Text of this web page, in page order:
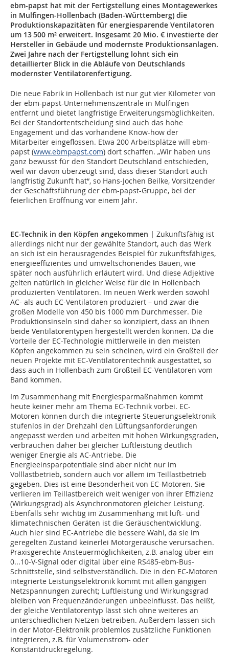
ebm-papst hat mit der Fertigstellung eines Montagewerkes
in Mulfingen-Hollenbach (Baden-Württemberg) die
Produktionskapazitäten für energiesparende Ventilatoren
um 13 500 m² erweitert. Insgesamt 20 Mio. € investierte der
Hersteller in Gebäude und modernste Produktionsanlagen.
Zwei Jahre nach der Fertigstellung lohnt sich ein
detaillierter Blick in die Abläufe von Deutschlands
modernster Ventilatorenfertigung.
Die neue Fabrik in Hollenbach ist nur gut vier Kilometer von
der ebm-papst-Unternehmenszentrale in Mulfingen
entfernt und bietet langfristige Erweiterungsmöglichkeiten.
Bei der Standortentscheidung sind auch das hohe
Engagement und das vorhandene Know-how der
Mitarbeiter eingeflossen. Etwa 200 Arbeitsplätze will ebm-
papst (www.ebmpapst.com) dort schaffen. „Wir haben uns
ganz bewusst für den Standort Deutschland entschieden,
weil wir davon überzeugt sind, dass dieser Standort auch
langfristig Zukunft hat“, so Hans-Jochen Beilke, Vorsitzender
der Geschäftsführung der ebm-papst-Gruppe, bei der
feierlichen Eröffnung vor einem Jahr.
EC-Technik in den Köpfen angekommen | Zukunftsfähig ist
allerdings nicht nur der gewählte Standort, auch das Werk
an sich ist ein herausragendes Beispiel für zukunftsfähiges,
energieeffizientes und umweltschonendes Bauen, wie
später noch ausführlich erläutert wird. Und diese Adjektive
gelten natürlich in gleicher Weise für die in Hollenbach
produzierten Ventilatoren. Im neuen Werk werden sowohl
AC- als auch EC-Ventilatoren produziert – und zwar die
großen Modelle von 450 bis 1000 mm Durchmesser. Die
Produktionsinseln sind daher so konzipiert, dass an ihnen
beide Ventilatorentypen hergestellt werden können. Da die
Vorteile der EC-Technologie mittlerweile in den meisten
Köpfen angekommen zu sein scheinen, wird ein Großteil der
neuen Projekte mit EC-Ventilatorentechnik ausgestattet, so
dass auch in Hollenbach zum Großteil EC-Ventilatoren vom
Band kommen.
Im Zusammenhang mit Energiesparmaßnahmen kommt
heute keiner mehr am Thema EC‑Technik vorbei. EC-
Motoren können durch die integrierte Steuerungselektronik
stufenlos in der Drehzahl den Lüftungsanforderungen
angepasst werden und arbeiten mit hohen Wirkungsgraden,
verbrauchen daher bei gleicher Luftleistung deutlich
weniger Energie als AC-Antriebe. Die
Energieeinsparpotentiale sind aber nicht nur im
Volllastbetrieb, sondern auch vor allem im Teillastbetrieb
gegeben. Dies ist eine Besonderheit von EC-Motoren. Sie
verlieren im Teillastbereich weit weniger von ihrer Effizienz
(Wirkungsgrad) als Asynchronmotoren gleicher Leistung.
Ebenfalls sehr wichtig im Zusammenhang mit luft- und
klimatechnischen Geräten ist die Geräuschentwicklung.
Auch hier sind EC-Antriebe die bessere Wahl, da sie im
geregelten Zustand keinerlei Motorgeräusche verursachen.
Praxisgerechte Ansteuermöglichkeiten, z.B. analog über ein
0...10-V-Signal oder digital über eine RS485-ebm-Bus-
Schnittstelle, sind selbstverständlich. Die in den EC-Motoren
integrierte Leistungs­elektronik kommt mit allen gängigen
Netzspannungen zurecht; Luftleistung und Wirkungsgrad
bleiben von Frequenzänderungen unbeeinflusst. Das heißt,
der gleiche Ventilatorentyp lässt sich ohne weiteres an
unterschiedlichen Netzen betreiben. Außerdem lassen sich
in der Motor-Elektronik problemlos zusätzliche Funktionen
integrieren, z.B. für Volumenstrom- oder
Konstantdruckregelung.